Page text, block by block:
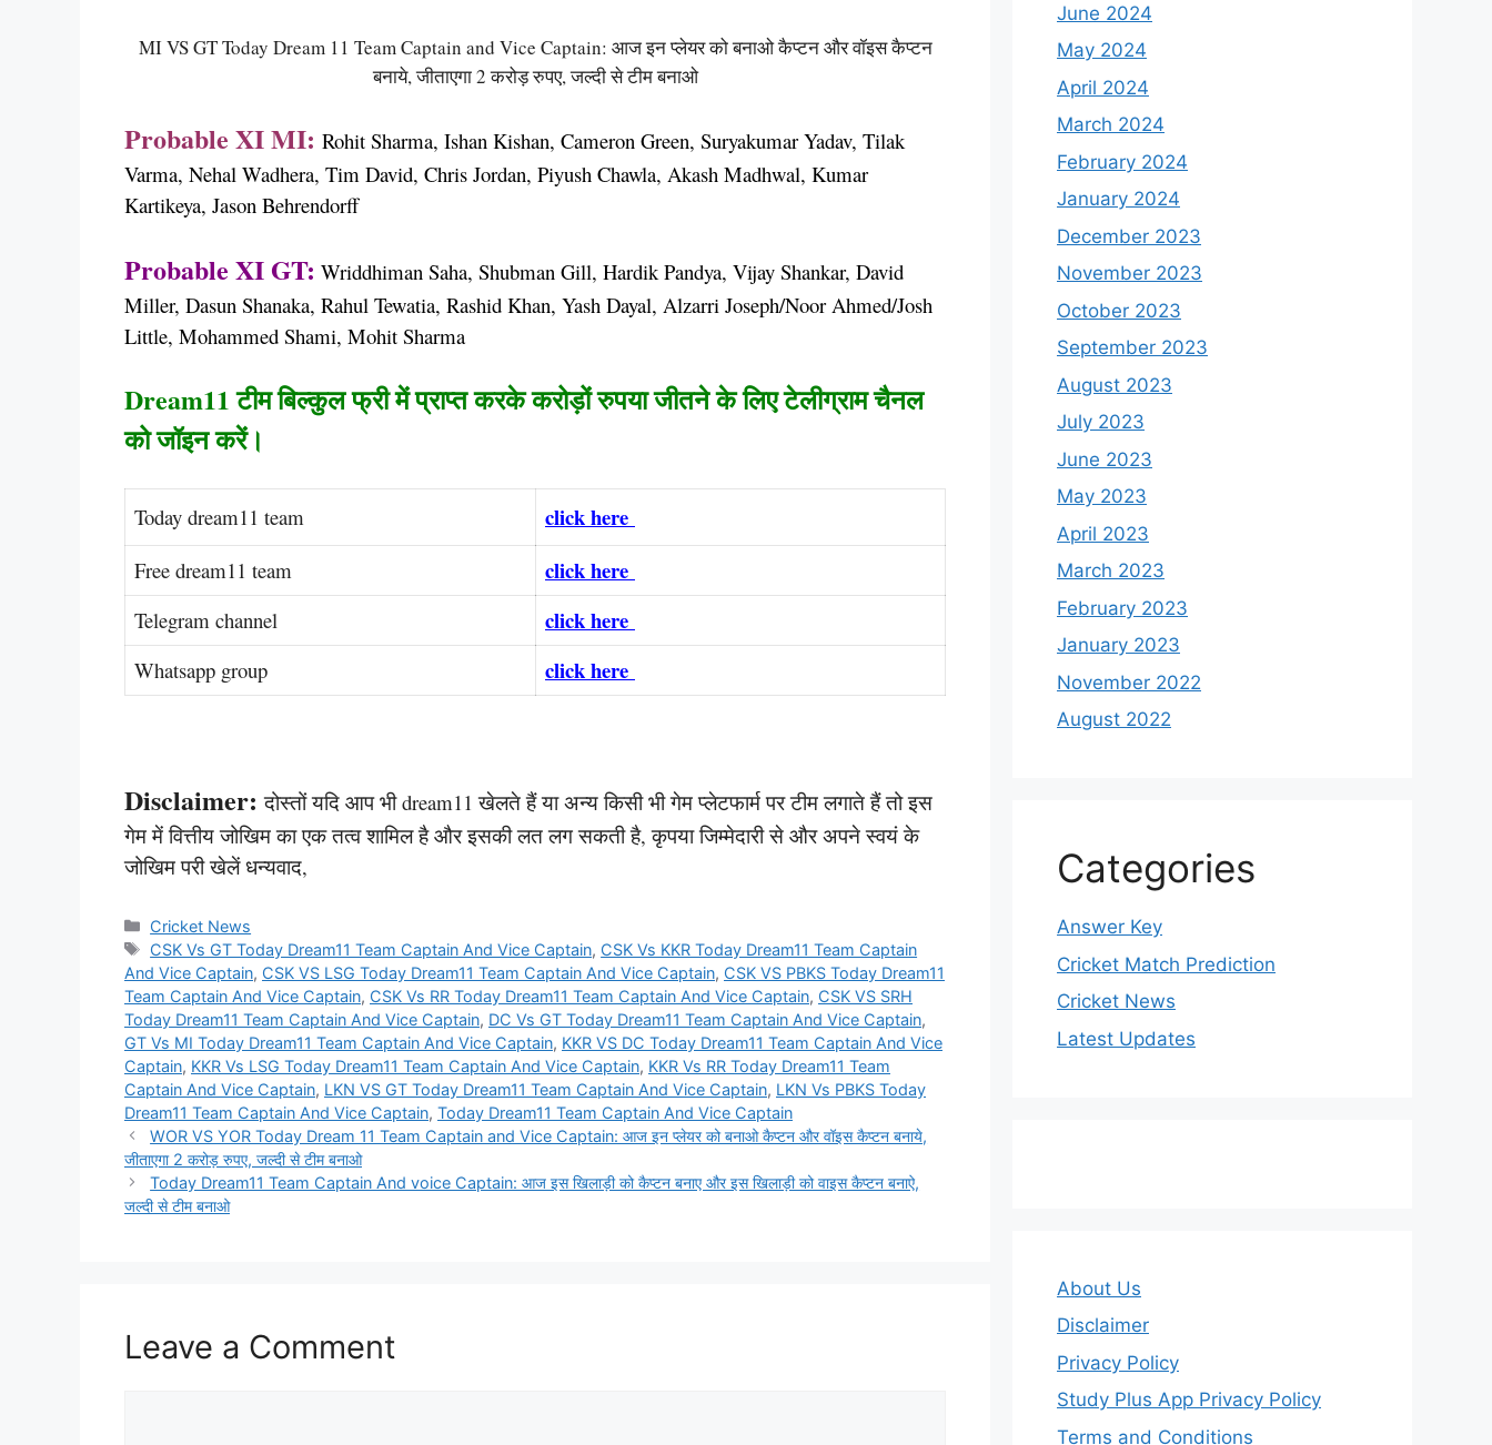
MI VS GT Today Dream 11 Team Captain and Vice Captain: आज इन प्लेयर को बनाओ कैप्टन और वॉइस कैप्टन
बनाये, जीताएगा 2 करोड़ रुपए, जल्दी से टीम बनाओ
Probable XI MI: Rohit Sharma, Ishan Kishan, Cameron Green, Suryakumar Yadav, Tilak
Varma, Nehal Wadhera, Tim David, Chris Jordan, Piyush Chawla, Akash Madhwal, Kumar
Kartikeya, Jason Behrendorff
Probable XI GT: Wriddhiman Saha, Shubman Gill, Hardik Pandya, Vijay Shankar, David
Miller, Dasun Shanaka, Rahul Tewatia, Rashid Khan, Yash Dayal, Alzarri Joseph/Noor Ahmed/Josh
Little, Mohammed Shami, Mohit Sharma
Dream11 टीम बिल्कुल फ्री में प्राप्त करके करोड़ों रुपया जीतने के लिए टेलीग्राम चैनल
को जॉइन करें।
Today dream11 team click here
Free dream11 team click here
Telegram channel click here
Whatsapp group click here
Disclaimer: दोस्तों यदि आप भी dream11 खेलते हैं या अन्य किसी भी गेम प्लेटफार्म पर टीम लगाते हैं तो इस
गेम में वित्तीय जोखिम का एक तत्व शामिल है और इसकी लत लग सकती है, कृपया जिम्मेदारी से और अपने स्वयं के
जोखिम परी खेलें धन्यवाद,
Categories
Cricket News
Tags
CSK Vs GT Today Dream11 Team Captain And Vice Captain, CSK Vs KKR Today Dream11 Team Captain
And Vice Captain, CSK VS LSG Today Dream11 Team Captain And Vice Captain, CSK VS PBKS Today Dream11
Team Captain And Vice Captain, CSK Vs RR Today Dream11 Team Captain And Vice Captain, CSK VS SRH
Today Dream11 Team Captain And Vice Captain, DC Vs GT Today Dream11 Team Captain And Vice Captain,
GT Vs MI Today Dream11 Team Captain And Vice Captain, KKR VS DC Today Dream11 Team Captain And Vice
Captain, KKR Vs LSG Today Dream11 Team Captain And Vice Captain, KKR Vs RR Today Dream11 Team
Captain And Vice Captain, LKN VS GT Today Dream11 Team Captain And Vice Captain, LKN Vs PBKS Today
Dream11 Team Captain And Vice Captain, Today Dream11 Team Captain And Vice Captain
WOR VS YOR Today Dream 11 Team Captain and Vice Captain: आज इन प्लेयर को बनाओ कैप्टन और वॉइस कैप्टन बनाये,
जीताएगा 2 करोड़ रुपए, जल्दी से टीम बनाओ
Today Dream11 Team Captain And voice Captain: आज इस खिलाड़ी को कैप्टन बनाए और इस खिलाड़ी को वाइस कैप्टन बनाऐ,
जल्दी से टीम बनाओ
Leave a Comment
June 2024
May 2024
April 2024
March 2024
February 2024
January 2024
December 2023
November 2023
October 2023
September 2023
August 2023
July 2023
June 2023
May 2023
April 2023
March 2023
February 2023
January 2023
November 2022
August 2022
Categories
Answer Key
Cricket Match Prediction
Cricket News
Latest Updates
About Us
Disclaimer
Privacy Policy
Study Plus App Privacy Policy
Terms and Conditions